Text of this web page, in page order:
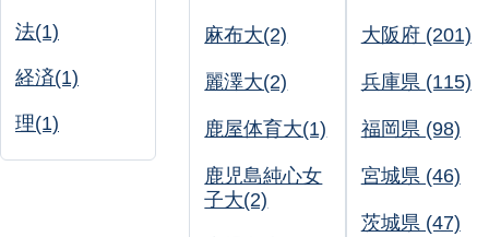
法(1)
経済(1)
理(1)
麻布大(2)
麗澤大(2)
鹿屋体育大(1)
鹿児島純心女
子大(2)
大阪府 (201)
兵庫県 (115)
福岡県 (98)
宮城県 (46)
茨城県 (47)